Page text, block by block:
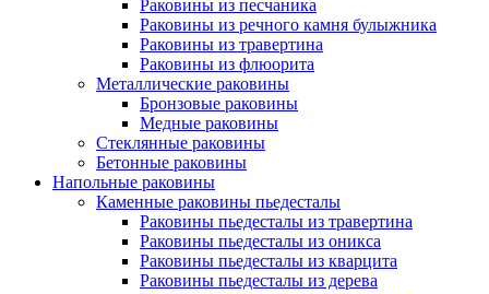
Раковины из песчаника
Раковины из речного камня булыжника
Раковины из травертина
Раковины из флюорита
Металлические раковины
Бронзовые раковины
Медные раковины
Стеклянные раковины
Бетонные раковины
Напольные раковины
Каменные раковины пьедесталы
Раковины пьедесталы из травертина
Раковины пьедесталы из оникса
Раковины пьедесталы из кварцита
Раковины пьедесталы из дерева